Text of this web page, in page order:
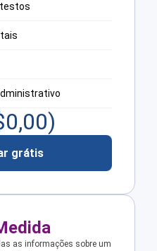
0,00)
grátis
as informações sobre um